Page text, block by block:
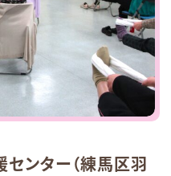
ンター（練馬区羽